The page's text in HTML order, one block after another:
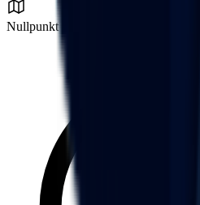
Nullpunkt